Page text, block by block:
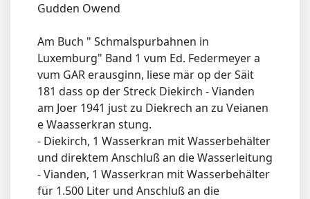
Gudden Owend
Am Buch " Schmalspurbahnen in
Luxemburg" Band 1 vum Ed. Federmeyer a
vum GAR erausginn, liese mär op der Säit
181 dass op der Streck Diekirch - Vianden
am Joer 1941 just zu Diekrech an zu Veianen
e Waasserkran stung.
- Diekirch, 1 Wasserkran mit Wasserbehälter
und direktem Anschluß an die Wasserleitung
- Vianden, 1 Wasserkran mit Wasserbehälter
für 1.500 Liter und Anschluß an die